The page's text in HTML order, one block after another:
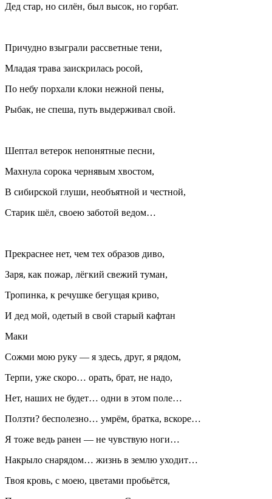
Дед стар, но силён, был высок, но горбат.
Причудно взыграли рассветные тени,
Младая трава заискрилась росой,
По небу порхали клоки нежной пены,
Рыбак, не спеша, путь выдерживал свой.
Шептал ветерок непонятные песни,
Махнула сорока чернявым хвостом,
В сибирской глуши, необъятной и честной,
Старик шёл, своею заботой ведом…
Прекраснее нет, чем тех образов диво,
Заря, как пожар, лёгкий свежий туман,
Тропинка, к речушке бегущая криво,
И дед мой, одетый в свой старый кафтан
Маки
Сожми мою руку — я здесь, друг, я рядом,
Терпи, уже скоро… орать, брат, не надо,
Нет, наших не будет… одни в этом поле…
Ползти? бесполезно… умрём, братка, вскоре…
Я тоже ведь ранен — не чувствую ноги…
Накрыло снарядом… жизнь в землю уходит…
Твоя кровь, с моею, цветами пробьётся,